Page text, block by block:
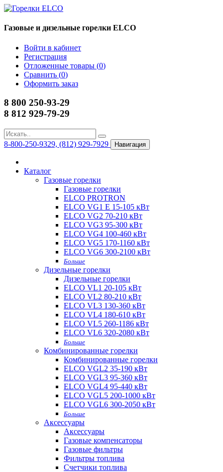
Газовые и дизельные горелки ELCO
Войти в кабинет
Регистрация
Отложенные товары (0)
Сравнить (0)
Оформить заказ
8 800 250-93-29
8 812 929-79-29
8-800-250-9329, (812) 929-7929 Навигация
Каталог
Газовые горелки
Газовые горелки
ELCO PROTRON
ELCO VG1 E 15-105 кВт
ELCO VG2 70-210 кВт
ELCO VG3 95-300 кВт
ELCO VG4 100-460 кВт
ELCO VG5 170-1160 кВт
ELCO VG6 300-2100 кВт
Больше
Дизельные горелки
Дизельные горелки
ELCO VL1 20-105 кВт
ELCO VL2 80-210 кВт
ELCO VL3 130-360 кВт
ELCO VL4 180-610 кВт
ELCO VL5 260-1186 кВт
ELCO VL6 320-2080 кВт
Больше
Комбинированные горелки
Комбинированные горелки
ELCO VGL2 35-190 кВт
ELCO VGL3 95-360 кВт
ELCO VGL4 95-440 кВт
ELCO VGL5 200-1000 кВт
ELCO VGL6 300-2050 кВт
Больше
Аксессуары
Аксессуары
Газовые компенсаторы
Газовые фильтры
Фильтры топлива
Счетчики топлива